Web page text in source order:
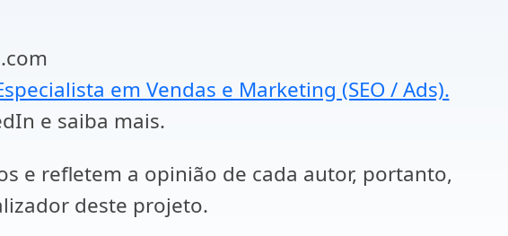
em Vendas e Marketing (SEO / Ads).
e saiba mais.
e refletem a opinião de cada autor, portanto,
deste projeto.